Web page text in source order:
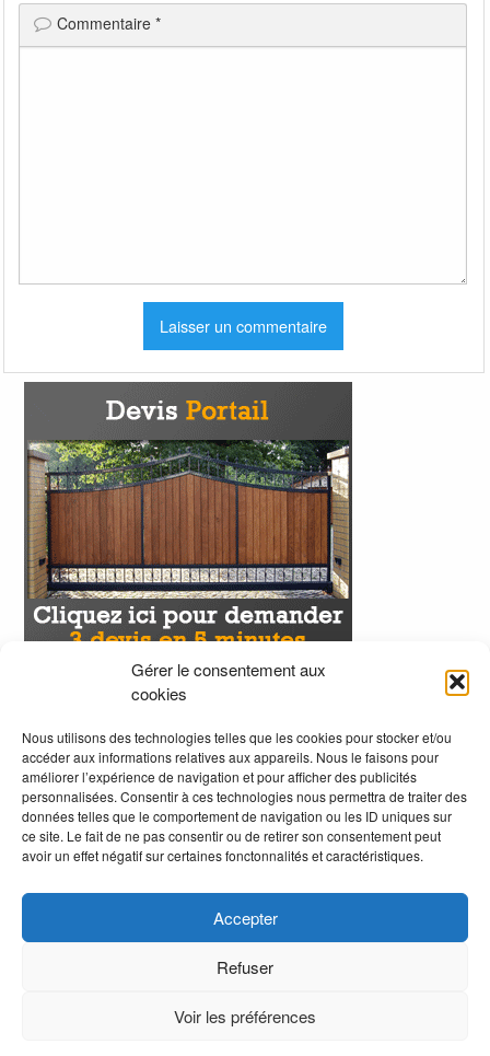
Gérer le consentement aux
cookies
Nous utilisons des technologies telles que les cookies pour stocker et/ou
accéder aux informations relatives aux appareils. Nous le faisons pour
améliorer l’expérience de navigation et pour afficher des publicités
personnalisées. Consentir à ces technologies nous permettra de traiter des
données telles que le comportement de navigation ou les ID uniques sur
ce site. Le fait de ne pas consentir ou de retirer son consentement peut
avoir un effet négatif sur certaines fonctonnalités et caractéristiques.
Accepter
Refuser
Voir les préférences
Commentaire*